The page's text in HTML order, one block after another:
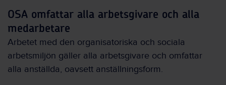
OSA omfattar alla arbetsgivare och alla
medarbetare
Arbetet med den organisatoriska och sociala
arbetsmiljön gäller alla arbetsgivare och omfattar
alla anställda, oavsett anställningsform.